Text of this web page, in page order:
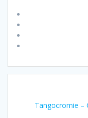
Tangocromie –